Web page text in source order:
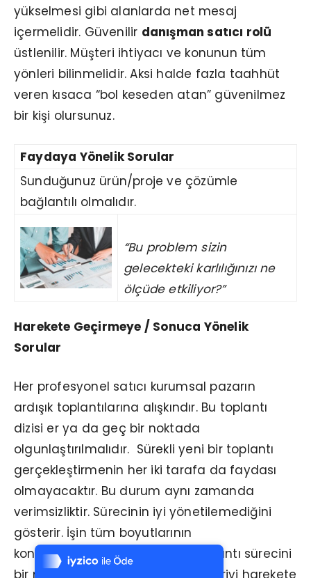
Tek Tıkla Ödeme Kolaylığı
7/24 Canlı Destek
%100 Sorunsuz Alışveriş
yükselmesi gibi alanlarda net mesaj
içermelidir. Güvenilir danışman satıcı rolü
üstlenilir. Müşteri ihtiyacı ve konunun tüm
yönleri bilinmelidir. Aksi halde fazla taahhüt
veren kısaca “bol keseden atan” güvenilmez
bir kişi olursunuz.
Faydaya Yönelik Sorular
Sunduğunuz ürün/proje ve çözümle
bağlantılı olmalıdır.
“Bu problem sizin
gelecekteki karlılığınızı ne
ölçüde etkiliyor?”
Harekete Geçirmeye / Sonuca Yönelik
Sorular
Her profesyonel satıcı kurumsal pazarın
ardışık toplantılarına alışkındır. Bu toplantı
dizisi er ya da geç bir noktada
olgunlaştırılmalıdır. Sürekli yeni bir toplantı
gerçekleştirmenin her iki tarafa da faydası
olmayacaktır. Bu durum aynı zamanda
verimsizliktir. Sürecinin iyi yönetilemediğini
gösterir. İşin tüm boyutlarının
konuşulduğundan eminseniz toplantı sürecini
bir noktada kesmek gerekir. Müşteriyi harekete